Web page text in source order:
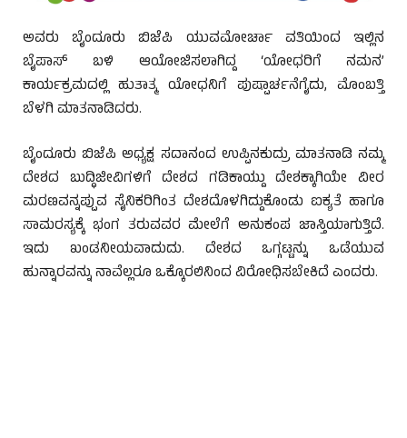
ಅವರು ಬೈಂದೂರು ಬಿಜೆಪಿ ಯುವಮೋರ್ಚಾ ವತಿಯಿಂದ ಇಲ್ಲಿನ
ಬೈಪಾಸ್ ಬಳಿ ಆಯೋಜಿಸಲಾಗಿದ್ದ ‘ಯೋಧರಿಗೆ ನಮನ’
ಕಾರ್ಯಕ್ರಮದಲ್ಲಿ ಹುತಾತ್ಮ ಯೋಧನಿಗೆ ಪುಷ್ಪಾರ್ಚನೆಗೈದು, ಮೊಂಬತ್ತಿ
ಬೆಳಗಿ ಮಾತನಾಡಿದರು.
ಬೈಂದೂರು ಬಿಜೆಪಿ ಅಧ್ಯಕ್ಷ ಸದಾನಂದ ಉಪ್ಪಿನಕುದ್ರು ಮಾತನಾಡಿ ನಮ್ಮ
ದೇಶದ ಬುದ್ಧಿಜೀವಿಗಳಿಗೆ ದೇಶದ ಗಡಿಕಾಯ್ದು ದೇಶಕ್ಕಾಗಿಯೇ ವೀರ
ಮರಣವನ್ನಪ್ಪುವ ಸೈನಿಕರಿಗಿಂತ ದೇಶದೊಳಗಿದ್ದುಕೊಂಡು ಐಕ್ಯತೆ ಹಾಗೂ
ಸಾಮರಸ್ಯಕ್ಕೆ ಭಂಗ ತರುವವರ ಮೇಲೆಗೆ ಅನುಕಂಪ ಜಾಸ್ತಿಯಾಗುತ್ತಿದೆ.
ಇದು ಖಂಡನೀಯವಾದುದು. ದೇಶದ ಒಗ್ಗಟ್ಟನ್ನು ಒಡೆಯುವ
ಹುನ್ನಾರವನ್ನು ನಾವೆಲ್ಲರೂ ಒಕ್ಕೊರಲಿನಿಂದ ವಿರೋಧಿಸಬೇಕಿದೆ ಎಂದರು.